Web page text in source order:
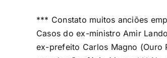
*** Constato muitos anciões
Casos do ex-ministro Amir
ex-prefeito Carlos Magno (Ouro